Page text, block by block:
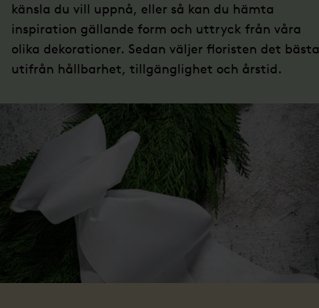
känsla du vill uppnå, eller så kan du hämta
inspiration gällande form och uttryck från våra
olika dekorationer. Sedan väljer floristen det bästa
utifrån hållbarhet, tillgänglighet och årstid.